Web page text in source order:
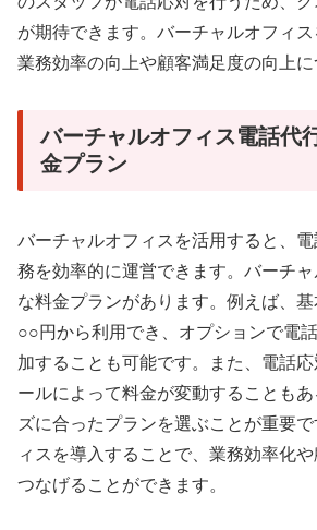
が期待できます。バーチャルオフィス
業務効率の向上や顧客満足度の向上に
バーチャルオフィス電話代
金プラン
バーチャルオフィスを活用すると、
務を効率的に運営できます。バーチ
な料金プランがあります。例えば、
○○円から利用でき、オプションで電
加することも可能です。また、電話
ールによって料金が変動することも
ズに合ったプランを選ぶことが重要
ィスを導入することで、業務効率化
つなげることができます。